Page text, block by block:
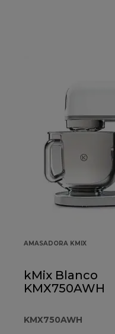
AMASADORA KMIX
kMix Blanco
KMX750AWH
KMX750AWH